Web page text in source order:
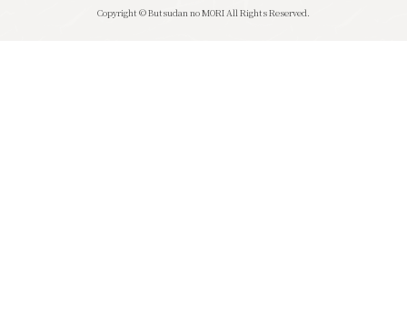
Copyright © Butsudan no MORI All Rights Reserved.